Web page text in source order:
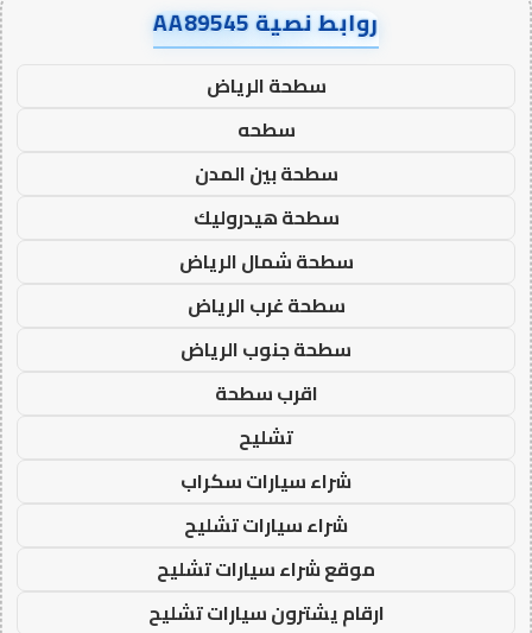
روابط نصية AA89545
سطحة الرياض
سطحه
سطحة بين المدن
سطحة هيدروليك
سطحة شمال الرياض
سطحة غرب الرياض
سطحة جنوب الرياض
اقرب سطحة
تشليح
شراء سيارات سكراب
شراء سيارات تشليح
موقع شراء سيارات تشليح
ارقام يشترون سيارات تشليح